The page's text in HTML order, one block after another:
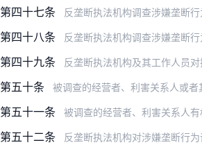
第四十七条 反垄断执法机构调查涉嫌垄断行
第四十八条 反垄断执法机构调查涉嫌垄断
第四十九条 反垄断执法机构及其工作人员
第五十条 被调查的经营者、利害关系人或
第五十一条 被调查的经营者、利害关系人
第五十二条 反垄断执法机构对涉嫌垄断行